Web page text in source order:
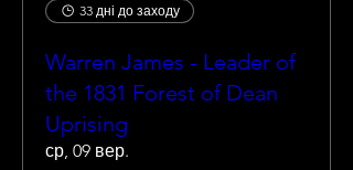
33 дні до заходу
Warren James - Leader of
the 1831 Forest of Dean
Uprising
ср, 09 вер.